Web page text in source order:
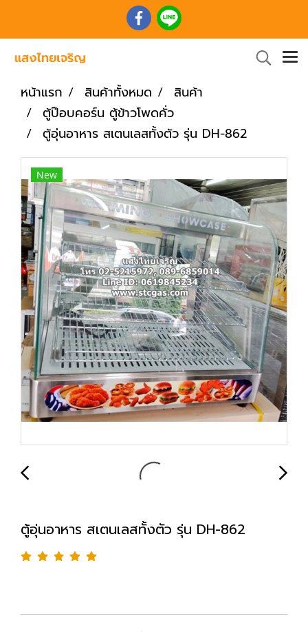
หน้าแรก สินค้าทั้งหมด
สินค้า
ตู้ป๊อบคอร์น ตู้ข้าวโพดคั่ว
ตู้อุ่นอาหาร สเตนเลสทั้งตัว รุ่น DH-862
New
ตู้อุ่นอาหาร สเตนเลสทั้งตัว รุ่น DH-862